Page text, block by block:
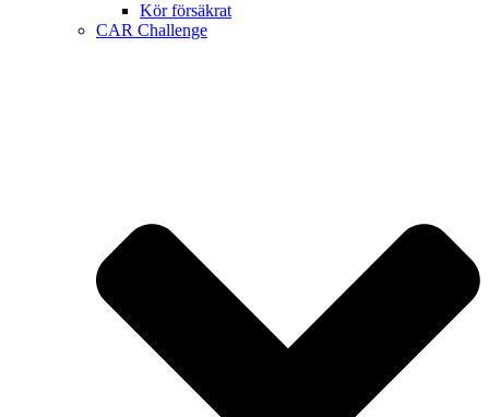
Kör försäkrat
CAR Challenge